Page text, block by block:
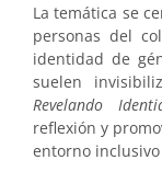
La temática se
personas del
identidad de
suelen
Revelando
reflexión y
entorno